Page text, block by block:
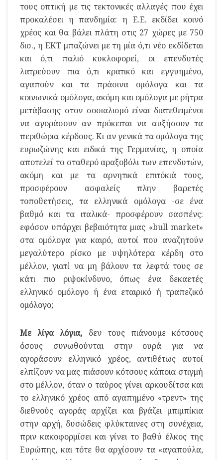
τους οπτική με τις τεκτονικές αλλαγές που έχει
προκαλέσει η πανδημία: η Ε.Ε. εκδίδει κοινό
χρέος και θα βάλει πλάτη στις 27 χώρες με 750
δισ., η ΕΚΤ μπαζώνει με τη μία ό,τι νέο εκδίδεται
και ό,τι παλιό κυκλοφορεί, οι επενδυτές
λατρεύουν πια ό,τι κρατικό και εγγυημένο,
αγαπούν και τα πράσινα ομόλογα και τα
κοινωνικά ομόλογα, ακόμη και ομόλογα με ρήτρα
μετάβασης στον σοσιαλισμό είναι διατεθειμένοι
να αγοράσουν αν πρόκειται να αυξήσουν τα
περιθώρια κέρδους. Κι αν γενικά τα ομόλογα της
ευρωζώνης και ειδικά της Γερμανίας, η οποία
αποτελεί το σταθερό αραξοβόλι των επενδυτών,
ακόμη και με τα αρνητικά επιτόκιά τους,
προσφέρουν ασφαλείς πλην βαρετές
τοποθετήσεις, τα ελληνικά ομόλογα -σε ένα
βαθμό και τα ιταλικά- προσφέρουν σασπένς:
εφόσον υπάρχει βεβαιότητα μιας «bull market»
στα ομόλογα για καιρό, αυτοί που αναζητούν
μεγαλύτερο ρίσκο με υψηλότερα κέρδη στο
μέλλον, γιατί να μη βάλουν τα λεφτά τους σε
κάτι πιο ριψοκίνδυνο, όπως ένα δεκαετές
ελληνικό ομόλογο ή ένα εταιρικό ή τραπεζικό
ομόλογο;
Με λίγα λόγια, δεν τους πιάνουμε κότσους
όσους συνωθούνται στην ουρά για να
αγοράσουν ελληνικό χρέος, αντιθέτως αυτοί
ελπίζουν να μας πιάσουν κότσους κάποια στιγμή
στο μέλλον, όταν ο ταύρος γίνει αρκουδίτσα και
το ελληνικό χρέος από αγαπημένο «τρεντ» της
διεθνούς αγοράς αρχίζει και βγάζει μπιμπίκια
στην αρχή, δυσώδεις φλύκταινες στη συνέχεια,
πριν κακοφορμίσει και γίνει το βαθύ έλκος της
Ευρώπης, και τότε θα αρχίσουν τα «αγαπούλα,